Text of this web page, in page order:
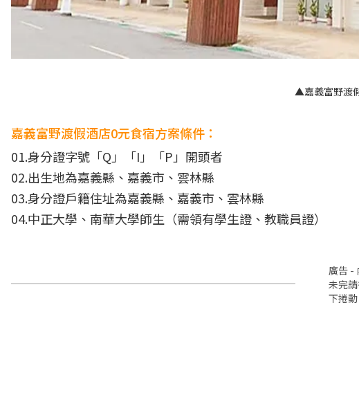
▲嘉義富野渡
嘉義富野渡假酒店0元食宿方案條件：
01.身分證字號「Q」「I」「P」開頭者
02.出生地為嘉義縣、嘉義市、雲林縣
03.身分證戶籍住址為嘉義縣、嘉義市、雲林縣
04.中正大學、南華大學師生（需領有學生證、教職員證）
廣告 -
未完
下捲動